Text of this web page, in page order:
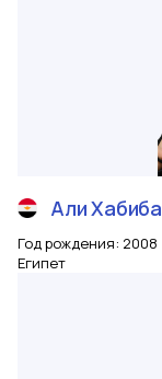
АлиХабиба
Год рождения: 2008
Египет